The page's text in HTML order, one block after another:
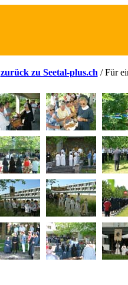
zurück zu Seetal-plus.ch / Für